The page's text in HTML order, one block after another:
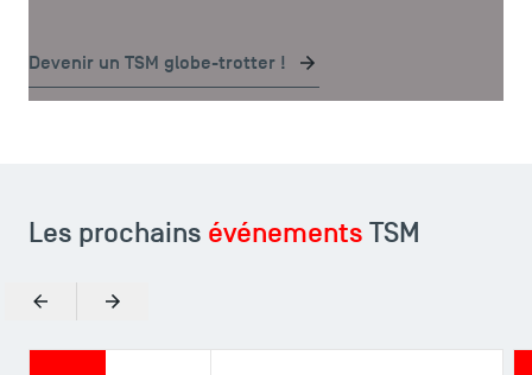
Devenir un TSM globe-trotter !
Les prochains événements TSM
PrécédentSuivant